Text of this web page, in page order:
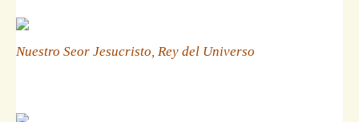
Nuestro Seor Jesucristo, Rey del Universo